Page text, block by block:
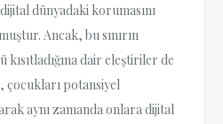
dijital dünyadaki korumasını
Ancak, bu sınırın
dair eleştiriler de
çocukları potansiyel
aynı zamanda onlara dijital